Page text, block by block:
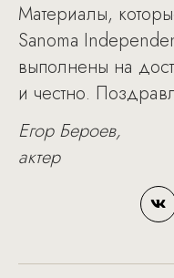
Материалы,
Sanoma
выполнены на
и честно.
Егор Бероев,
актер